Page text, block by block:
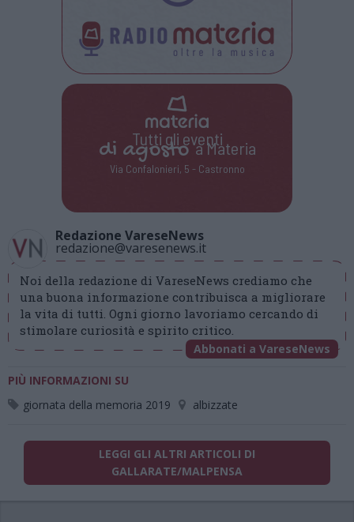
Tutti gli eventi
di agostoa Materia
Via Confalonieri, 5 - Castronno
Redazione VareseNews
redazione@varesenews.it
Noi della redazione di VareseNews crediamo che
una buona informazione contribuisca a migliorare
la vita di tutti. Ogni giorno lavoriamo cercando di
stimolare curiosità e spirito critico.
Abbonati a VareseNews
PIÙ INFORMAZIONI SU
giornata della memoria 2019
albizzate
LEGGI GLI ALTRI ARTICOLI DI
GALLARATE/MALPENSA